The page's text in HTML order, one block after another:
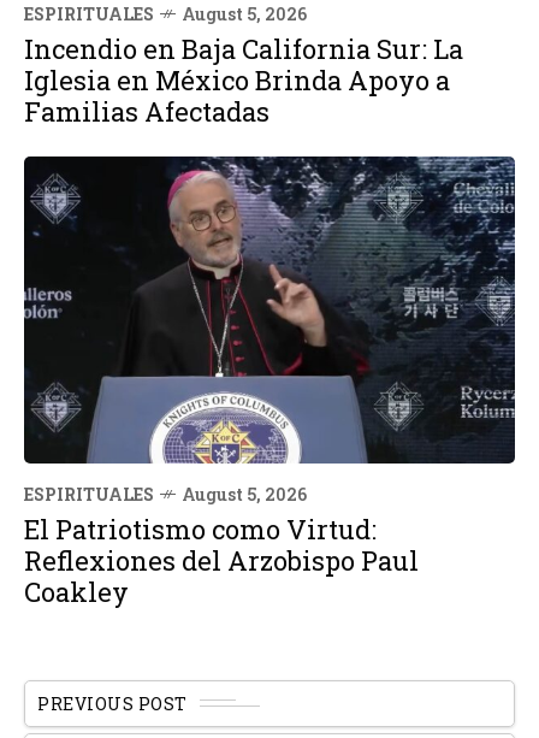
ESPIRITUALES August 5, 2026
Incendio en Baja California Sur: La
Iglesia en México Brinda Apoyo a
Familias Afectadas
ESPIRITUALES August 5, 2026
El Patriotismo como Virtud:
Reflexiones del Arzobispo Paul
Coakley
PREVIOUS POST